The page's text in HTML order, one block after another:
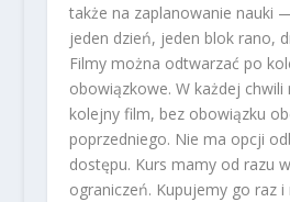
także na zaplanowanie nauki
jeden dzień, jeden blok rano,
Filmy można odtwarzać po
obowiązkowe. W każdej
kolejny film, bez obowiązku
poprzedniego. Nie ma opcji
dostępu. Kurs mamy od razu
ograniczeń. Kupujemy go raz i